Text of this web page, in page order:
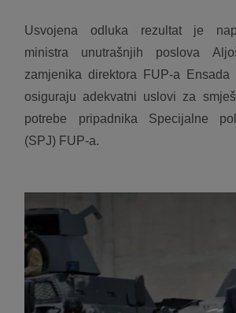
Usvojena odluka rezultat je
ministra unutrašnjih poslova
zamjenika direktora FUP-a
osiguraju adekvatni uslovi za
potrebe pripadnika Specijalne
(SPJ) FUP-a.